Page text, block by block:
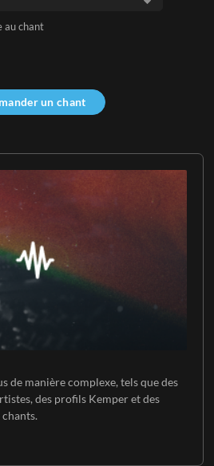
de manière complexe, tels que des
des profils Kemper et des
au chant
un chant